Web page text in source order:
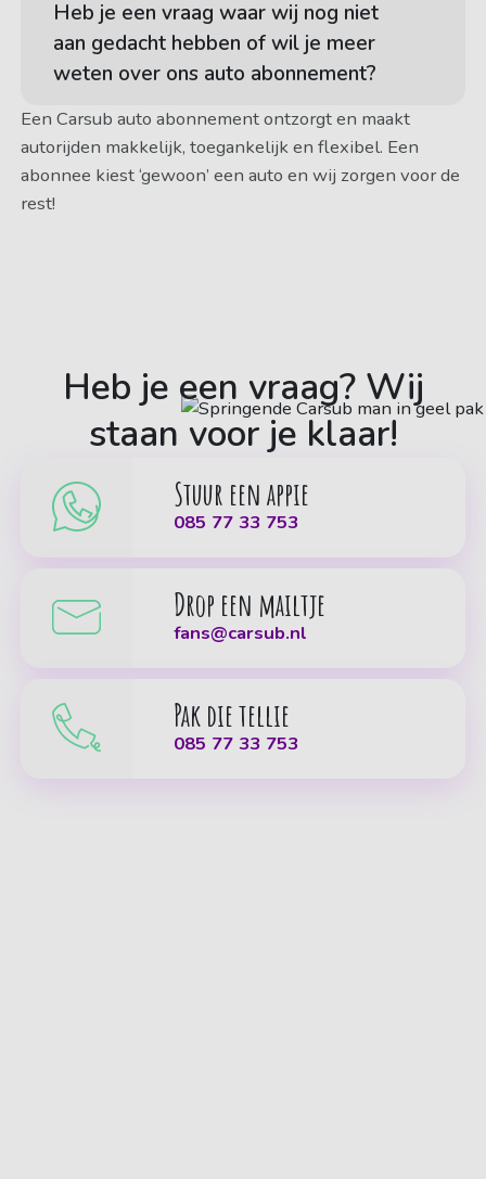
Heb je een vraag waar wij nog niet
aan gedacht hebben of wil je meer
weten over ons auto abonnement?
Een Carsub auto abonnement ontzorgt en maakt
autorijden makkelijk, toegankelijk en flexibel. Een
abonnee kiest ‘gewoon’ een auto en wij zorgen voor de
rest!
Heb je een vraag? Wij
staan voor je klaar!
Stuur een appie
085 77 33 753
Drop een mailtje
fans@carsub.nl
Pak die tellie
085 77 33 753